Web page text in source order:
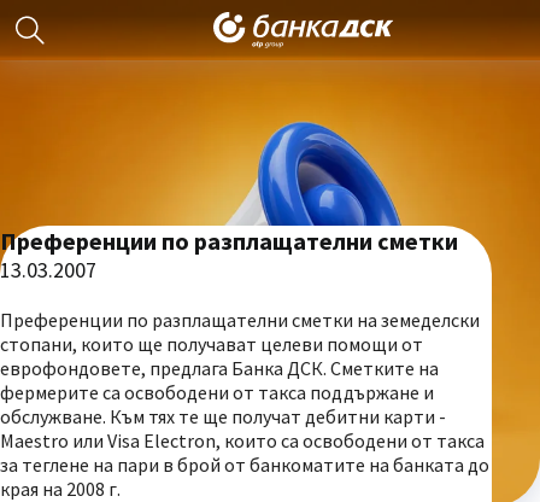
Преференции по разплащателни сметки
13.03.2007
Преференции по разплащателни сметки на земеделски
стопани, които ще получават целеви помощи от
еврофондовете, предлага Банка ДСК. Сметките на
фермерите са освободени от такса поддържане и
обслужване. Към тях те ще получат дебитни карти -
Maestro или Visa Electron, които са освободени от такса
за теглене на пари в брой от банкоматите на банката до
края на 2008 г.